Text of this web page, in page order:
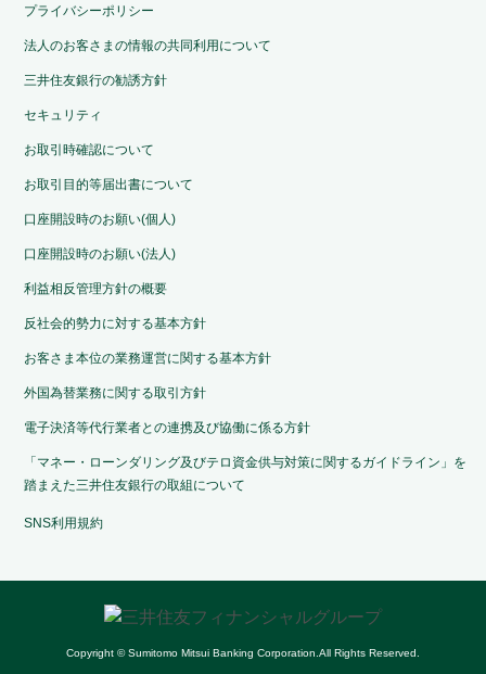
プライバシーポリシー
法人のお客さまの情報の共同利用について
三井住友銀行の勧誘方針
セキュリティ
お取引時確認について
お取引目的等届出書について
口座開設時のお願い(個人)
口座開設時のお願い(法人)
利益相反管理方針の概要
反社会的勢力に対する基本方針
お客さま本位の業務運営に関する基本方針
外国為替業務に関する取引方針
電子決済等代行業者との連携及び協働に係る方針
「マネー・ローンダリング及びテロ資金供与対策に関するガイドライン」を
踏まえた三井住友銀行の取組について
SNS利用規約
Copyright © Sumitomo Mitsui Banking Corporation.All Rights Reserved.